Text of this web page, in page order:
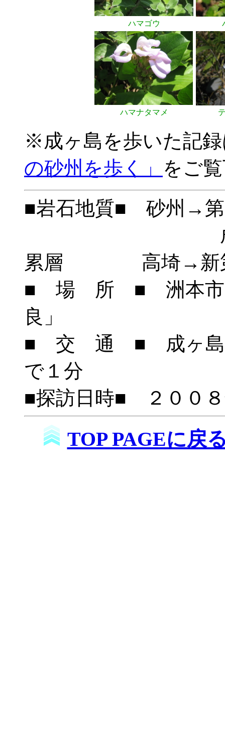
ハマゴウ
ハマナタマメ
※成ヶ島を歩いた記
の砂州を歩く」 をご
■岩石地質■ 砂州→第
成山→白亜
累層 高埼→新第
■ 場 所 ■ 洲本市
良」
■ 交 通 ■ 成ヶ島渡
で１分
■探訪日時■ ２００
TOP PAGEに戻